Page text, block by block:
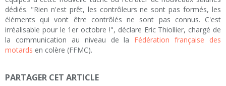
dédiés. "Rien n'est prêt, les contrôleurs ne sont pas formés, les
éléments qui vont être contrôlés ne sont pas connus. C'est
irréalisable pour le 1er octobre !", déclare Eric Thiollier, chargé de
la communication au niveau de la Fédération française des
motards en colère (FFMC).
PARTAGER CET ARTICLE